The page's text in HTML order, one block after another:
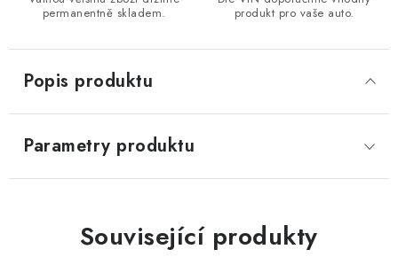
permanentně skladem.
produkt pro vaše auto.
Popis produktu
Parametry produktu
Související produkty